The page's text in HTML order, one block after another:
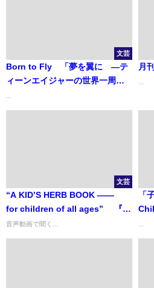
文芸
Born to Fly 「夢を翼に ―テ
ィーンエイジャーの世界一周単
月
文芸
“A KID’S HERB BOOK ――
for children of all ages” 『ハ
ーブのお話―― 親子でハーブ
を楽しもう』
音声動画で聞く...
「